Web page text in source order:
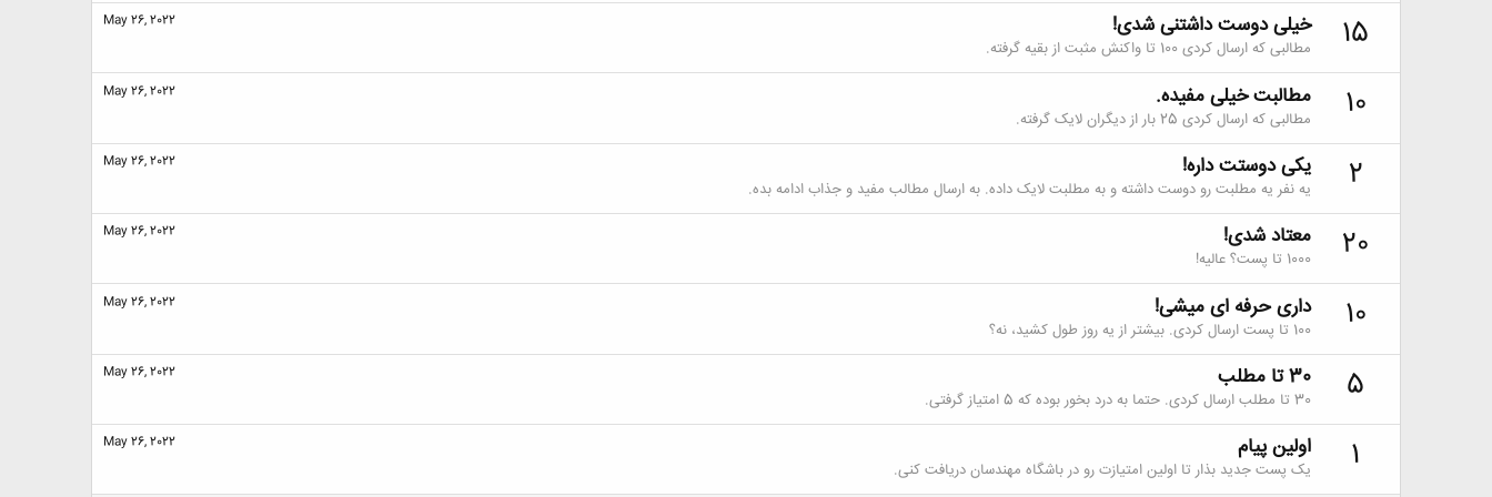
15
May 26, 2022 خیلی دوست داشتنی شدی!
مطالبی که ارسال کردی 100 تا واکنش مثبت از بقیه گرفته.
10
May 26, 2022 مطالبت خیلی مفیده.
مطالبی که ارسال کردی 25 بار از دیگران لایک گرفته.
2
May 26, 2022 یکی دوستت داره!
یه نفر یه مطلبت رو دوست داشته و به مطلبت لایک داده. به ارسال مطالب مفید و جذاب ادامه بده.
20
May 26, 2022 معتاد شدی!
1000 تا پست؟ عالیه!
10
May 26, 2022 داری حرفه ای میشی!
100 تا پست ارسال کردی. بیشتر از یه روز طول کشید، نه؟
5
May 26, 2022 30 تا مطلب
30 تا مطلب ارسال کردی. حتما به درد بخور بوده که 5 امتیاز گرفتی.
1
May 26, 2022 اولین پیام
یک پست جدید بذار تا اولین امتیازت رو در باشگاه مهندسان دریافت کنی.